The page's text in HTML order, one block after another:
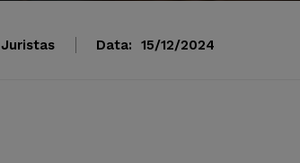
Juristas Data: 15/12/2024